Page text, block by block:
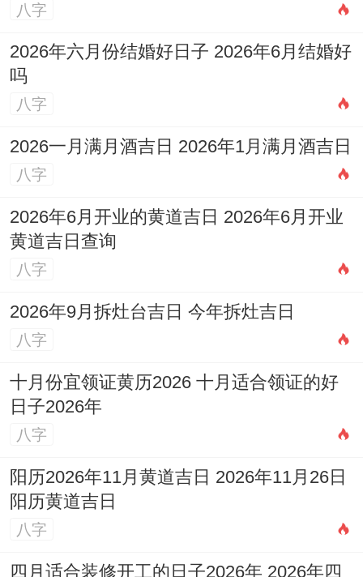
通过精准把握天时地利。
将传统择吉智慧同现代商业逻辑相结合，既
能传承文化精髓~又能为经营活动注入更多
确定性。
建议商者结合自身生辰八字进行个性化择日
~在遵循黄历基本原则的保持灵活应变的市
场敏锐度。
八字
2026年六月份结婚好日子 2026年6月结婚好
吗
八字
2026一月满月酒吉日 2026年1月满月酒吉日
八字
2026年6月开业的黄道吉日 2026年6月开业
黄道吉日查询
八字
2026年9月拆灶台吉日 今年拆灶吉日
八字
十月份宜领证黄历2026 十月适合领证的好
日子2026年
八字
阳历2026年11月黄道吉日 2026年11月26日
阳历黄道吉日
八字
四月适合装修开工的日子2026年 2026年四